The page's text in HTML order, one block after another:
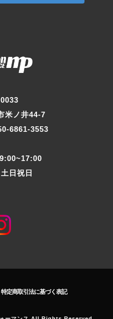
0033
米ノ井44-7
6861-3553
日祝日
特定商取引法に基づく表記